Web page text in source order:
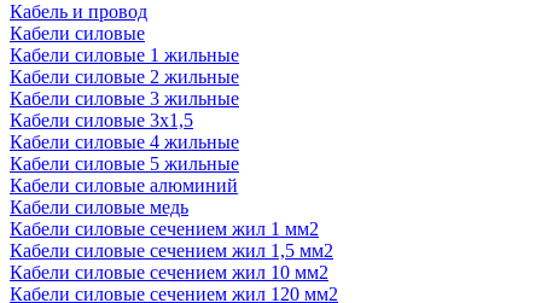
Кабель и провод
Кабели силовые
Кабели силовые 1 жильные
Кабели силовые 2 жильные
Кабели силовые 3 жильные
Кабели силовые 3х1,5
Кабели силовые 4 жильные
Кабели силовые 5 жильные
Кабели силовые алюминий
Кабели силовые медь
Кабели силовые сечением жил 1 мм2
Кабели силовые сечением жил 1,5 мм2
Кабели силовые сечением жил 10 мм2
Кабели силовые сечением жил 120 мм2